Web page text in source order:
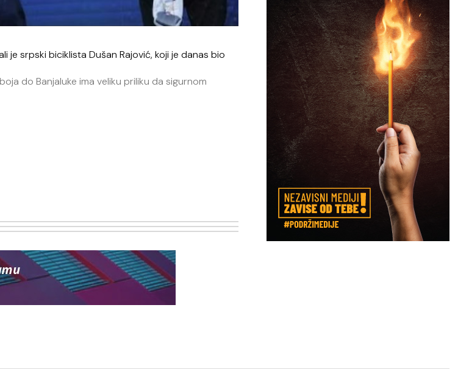
je srpski biciklista Dušan Rajović, koji je danas bio
do Banjaluke ima veliku priliku da sigurnom